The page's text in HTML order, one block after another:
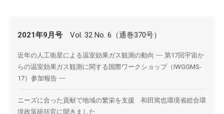
2021年9月号 Vol. 32 No. 6（通巻370号）
近年の人工衛星による温室効果ガス観測の動向 − 第17回宇宙か
らの温室効果ガス観測に関する国際ワークショップ（IWGGMS-
17）参加報告 −
ニーズに合った貢献で地域の繁栄を支援 和田篤也環境省総合環
境政策統括官に聞きました